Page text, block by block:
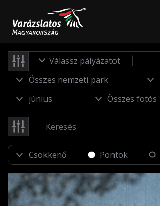
Válassz pályázatot
Pontok